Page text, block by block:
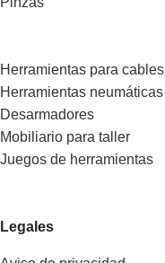
Herramientas para cables
Herramientas neumáticas
Desarmadores
Mobiliario para taller
Juegos de herramientas
Legales